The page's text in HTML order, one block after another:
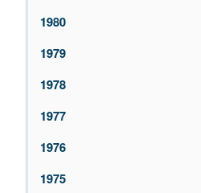
1980
1979
1978
1977
1976
1975